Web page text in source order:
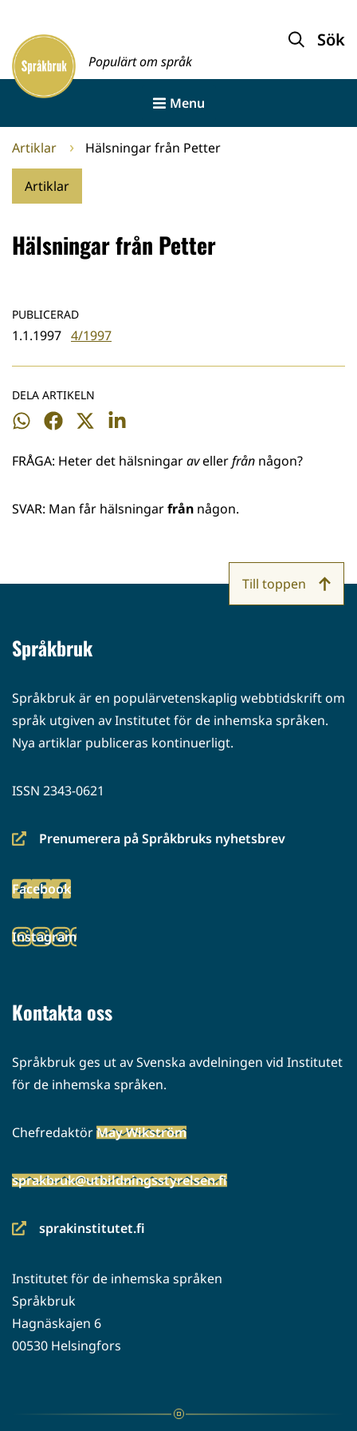
innehållet
Framsida
Populärt om språk
Sök
Menu
Artiklar Hälsningar från Petter
Artiklar
Hälsningar från Petter
PUBLICERAD
1.1.1997 4/1997
DELA ARTIKELN
Dela
WhatsApp
Dela
Facebook
Dela
Twitter
Dela
LinkedIn
FRÅGA: Heter det hälsningaravellerfrån någon?
SVAR: Man får hälsningarfrån någon.
Språkbruk
Språkbruk är en populärvetenskaplig webbtidskrift om
språk utgiven av Institutet för de inhemska språken.
Nya artiklar publiceras kontinuerligt.
ISSN 2343-0621
Prenumerera på Språkbruks nyhetsbrev
(siirryt
palveluun)
Facebook
(siirryt
palveluun)
Instagram
(siirryt
Kontakta oss
Språkbruk ges ut av Svenska avdelningen vid Institutet
för de inhemska språken.
ChefredaktörMay Wikström
sprakbruk@utbildningsstyrelsen.fi
sprakinstitutet.fi
(siirryt
palveluun)
Institutet för de inhemska språken
Språkbruk
Hagnäskajen 6
00530 Helsingfors
Till toppen